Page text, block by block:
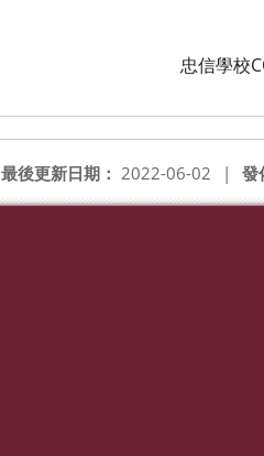
忠信學校
發
最後更新日期： 2022-06-02 |